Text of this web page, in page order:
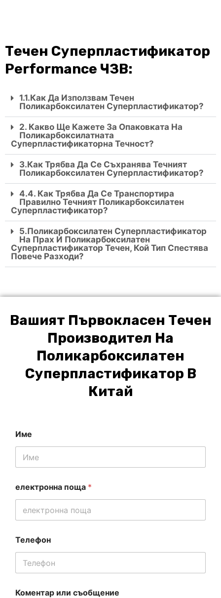
Течен Суперпластификатор
Performance ЧЗВ:
1.1.Как Да Използвам Течен
Поликарбоксилатен Суперпластификатор?
2. Какво Ще Кажете За Опаковката На
Поликарбоксилатната
Суперпластификаторна Течност?
3.Как Трябва Да Се Съхранява Течният
Поликарбоксилатен Суперпластификатор?
4.4. Как Трябва Да Се Транспортира
Правилно Течният Поликарбоксилатен
Суперпластификатор?
5.поликарбоксилатен Суперпластификатор
На Прах И Поликарбоксилатен
Суперпластификатор Течен, Кой Тип Спестява
Повече Разходи?
Вашият Първокласен Течен
Производител На
Поликарбоксилатен
Суперпластификатор В
Китай
Име
електронна поща *
Телефон
Коментар или съобщение